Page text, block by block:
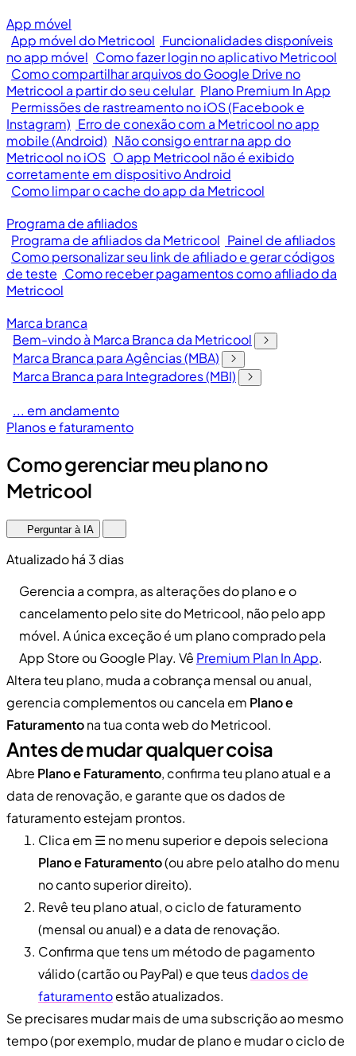
App móvel
App móvel do Metricool Funcionalidades disponíveis
no app móvel Como fazer login no aplicativo Metricool
Como compartilhar arquivos do Google Drive no
Metricool a partir do seu celular Plano Premium In App
Permissões de rastreamento no iOS (Facebook e
Instagram) Erro de conexão com a Metricool no app
mobile (Android) Não consigo entrar na app do
Metricool no iOS O app Metricool não é exibido
corretamente em dispositivo Android
Como limpar o cache do app da Metricool
Programa de afiliados
Programa de afiliados da Metricool Painel de afiliados
Como personalizar seu link de afiliado e gerar códigos
de teste Como receber pagamentos como afiliado da
Metricool
Marca branca
Bem-vindo à Marca Branca da Metricool
Marca Branca para Agências (MBA)
Marca Branca para Integradores (MBI)
... em andamento
Planos e faturamento
Como gerenciar meu plano no
Metricool
Perguntar à IA
Atualizado há 3 dias
Gerencia a compra, as alterações do plano e o
cancelamento pelo site do Metricool, não pelo app
móvel. A única exceção é um plano comprado pela
App Store ou Google Play. Vê Premium Plan In App.
Altera teu plano, muda a cobrança mensal ou anual,
gerencia complementos ou cancela em Plano e
Faturamentona tua conta web do Metricool.
Antes de mudar qualquer coisa
Abre Plano e Faturamento, confirma teu plano atual e a
data de renovação, e garante que os dados de
faturamento estejam prontos.
Clica em ☰ no menu superior e depois seleciona
Plano e Faturamento(ou abre pelo atalho do menu
no canto superior direito).
Revê teu plano atual, o ciclo de faturamento
(mensal ou anual) e a data de renovação.
Confirma que tens um método de pagamento
válido (cartão ou PayPal) e que teusdados de
faturamentoestão atualizados.
Se precisares mudar mais de uma subscrição ao mesmo
tempo (por exemplo, mudar de plano e mudar o ciclo de